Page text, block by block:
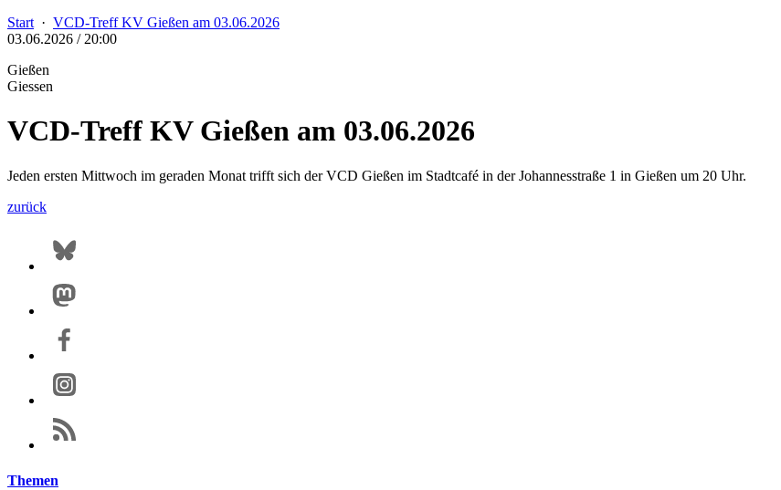
Start · VCD-Treff KV Gießen am 03.06.2026
03.06.2026 / 20:00
Gießen
Giessen
VCD-Treff KV Gießen am 03.06.2026
Jeden ersten Mittwoch im geraden Monat trifft sich der VCD Gießen im Stadtcafé in der Johannesstraße 1 in Gießen um 20 Uhr.
zurück
Themen